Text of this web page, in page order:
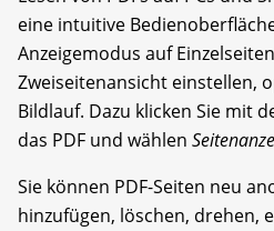
eine intuitive
Anzeigemodus auf
Zweiseitenansicht einstellen,
Bildlauf. Dazu klicken Sie mit
das PDF und wählen
Sie können PDF-Seiten neu
hinzufügen, löschen, drehen,